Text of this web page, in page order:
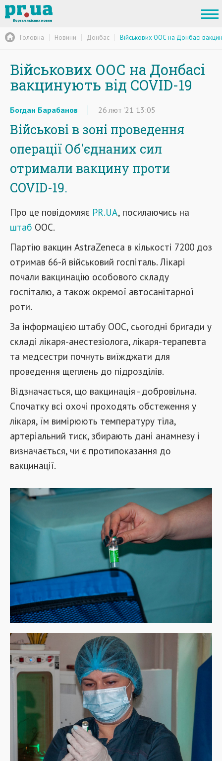
Головна Новини Донбас Військових ООС на Донбасі
Військових ООС на Донбасі
вакцинують від COVID-19
Богдан Барабанов 26 лют '21 13:05
Військові в зоні проведення
операції Об'єднаних сил
отримали вакцину проти
COVID-19.
Про це повідомляє PR.UA, посилаючись на
штаб ООС.
Партію вакцин AstraZeneca в кількості 7200 доз
отримав 66-й військовий госпіталь. Лікарі
почали вакцинацію особового складу
госпіталю, а також окремої автосанітарної
роти.
За інформацією штабу ООС, сьогодні бригади у
складі лікаря-анестезіолога, лікаря-терапевта
та медсестри почнуть виїжджати для
проведення щеплень до підрозділів.
Відзначається, що вакцинація - добровільна.
Спочатку всі охочі проходять обстеження у
лікаря, їм вимірюють температуру тіла,
артеріальний тиск, збирають дані анамнезу і
визначається, чи є протипоказання до
вакцинації.